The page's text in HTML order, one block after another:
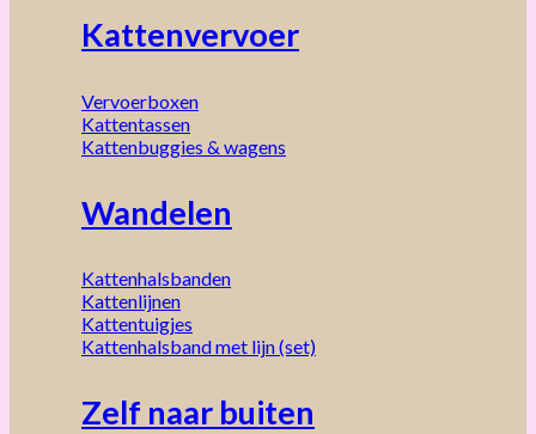
Kattenvervoer
Vervoerboxen
Kattentassen
Kattenbuggies & wagens
Wandelen
Kattenhalsbanden
Kattenlijnen
Kattentuigjes
Kattenhalsband met lijn (set)
Zelf naar buiten